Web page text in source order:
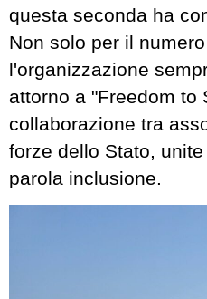
questa seconda ha
Non solo per il
l'organizzazione
attorno a "Freedom to
collaborazione tra
forze dello Stato,
parola inclusione.